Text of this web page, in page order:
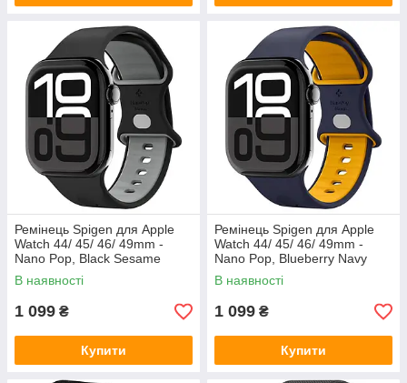
Ремінець Spigen для Apple
Watch 44/ 45/ 46/ 49mm -
Nano Pop, Black Sesame
(AMP09321)
В наявності
1 099 ₴
Купити
Ремінець Spigen для Apple
Watch 44/ 45/ 46/ 49mm -
Nano Pop, Blueberry Navy
(AMP09322)
В наявності
1 099 ₴
Купити